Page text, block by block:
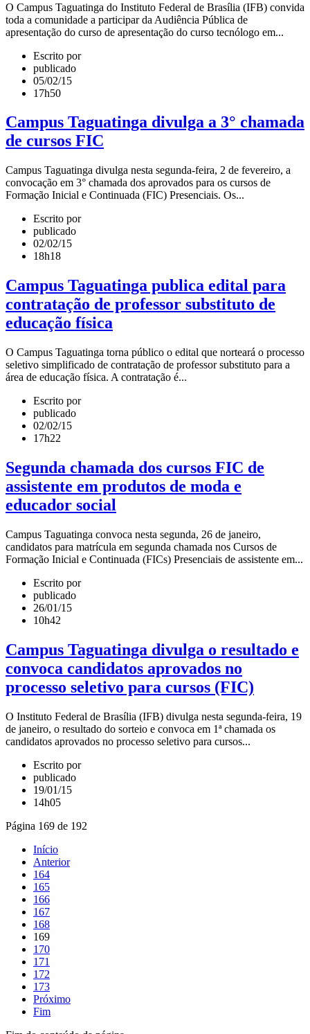
O Campus Taguatinga do Instituto Federal de Brasília (IFB) convida
toda a comunidade a participar da Audiência Pública de
apresentação do curso de apresentação do curso tecnólogo em...
Escrito por
publicado
05/02/15
17h50
Campus Taguatinga divulga a 3° chamada
de cursos FIC
Campus Taguatinga divulga nesta segunda-feira, 2 de fevereiro, a
convocação em 3° chamada dos aprovados para os cursos de
Formação Inicial e Continuada (FIC) Presenciais. Os...
Escrito por
publicado
02/02/15
18h18
Campus Taguatinga publica edital para
contratação de professor substituto de
educação física
O Campus Taguatinga torna público o edital que norteará o processo
seletivo simplificado de contratação de professor substituto para a
área de educação física. A contratação é...
Escrito por
publicado
02/02/15
17h22
Segunda chamada dos cursos FIC de
assistente em produtos de moda e
educador social
Campus Taguatinga convoca nesta segunda, 26 de janeiro,
candidatos para matrícula em segunda chamada nos Cursos de
Formação Inicial e Continuada (FICs) Presenciais de assistente em...
Escrito por
publicado
26/01/15
10h42
Campus Taguatinga divulga o resultado e
convoca candidatos aprovados no
processo seletivo para cursos (FIC)
O Instituto Federal de Brasília (IFB) divulga nesta segunda-feira, 19
de janeiro, o resultado do sorteio e convoca em 1ª chamada os
candidatos aprovados no processo seletivo para cursos...
Escrito por
publicado
19/01/15
14h05
Página 169 de 192
Início
Anterior
164
165
166
167
168
169
170
171
172
173
Próximo
Fim